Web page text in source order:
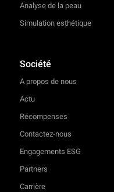
Analyse de la peau
Simulation esthétique
Société
A propos de nous
Actu
Récompenses
Contactez-nous
Engagements ESG
Partners
Carrière